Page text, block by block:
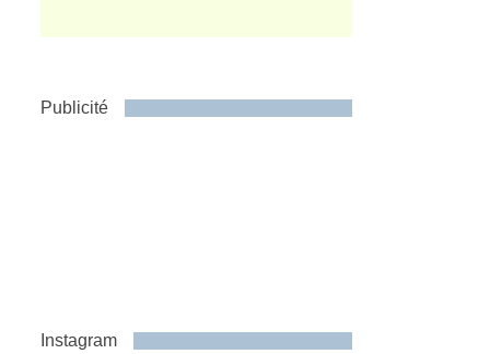
Publicité
Instagram